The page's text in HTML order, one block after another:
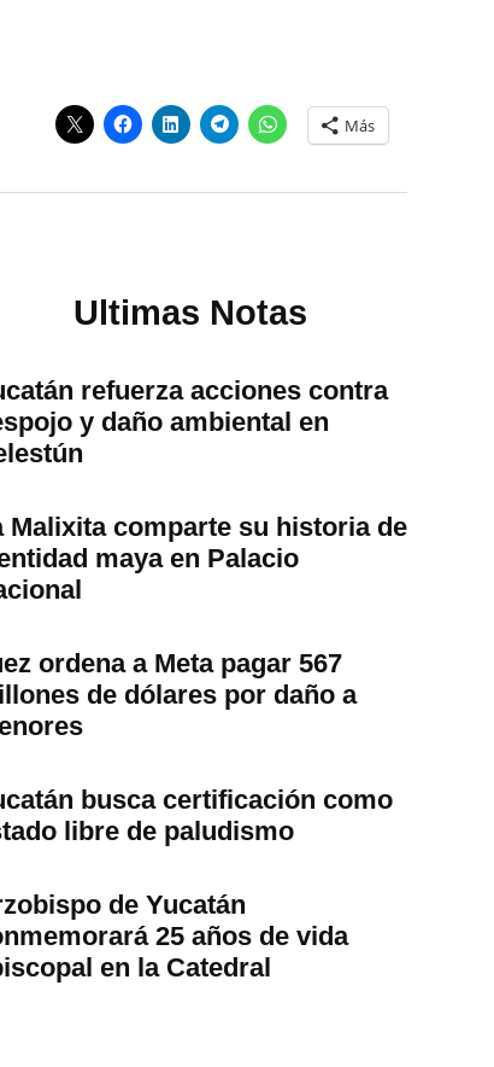
Más
Ultimas Notas
refuerza acciones contra
y daño ambiental en
Malixita comparte su historia de
maya en Palacio
ordena a Meta pagar 567
de dólares por daño a
busca certificación como
libre de paludismo
de Yucatán
25 años de vida
en la Catedral